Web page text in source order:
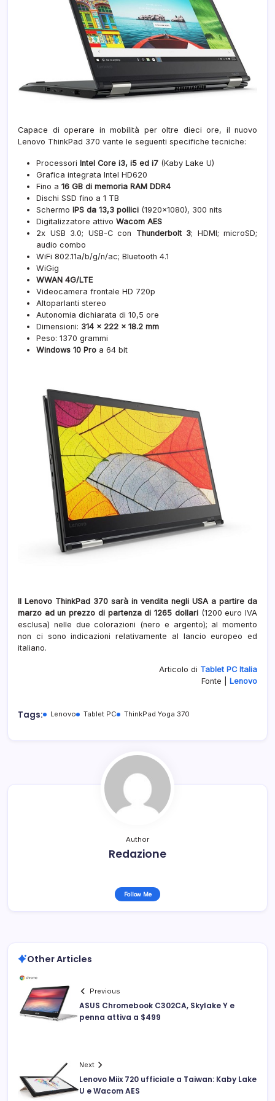
Capace di operare in mobilità per oltre dieci ore, il nuovo
Lenovo ThinkPad 370 vante le seguenti specifiche tecniche:
Processori Intel Core i3, i5 ed i7 (Kaby Lake U)
Grafica integrata Intel HD620
Fino a 16 GB di memoria RAM DDR4
Dischi SSD fino a 1 TB
Schermo IPS da 13,3 pollici (1920×1080), 300 nits
Digitalizzatore attivo Wacom AES
2x USB 3.0; USB-C con Thunderbolt 3; HDMI; microSD;
audio combo
WiFi 802.11a/b/g/n/ac; Bluetooth 4.1
WiGig
WWAN 4G/LTE
Videocamera frontale HD 720p
Altoparlanti stereo
Autonomia dichiarata di 10,5 ore
Dimensioni: 314 x 222 x 18.2 mm
Peso: 1370 grammi
Windows 10 Pro a 64 bit
Il Lenovo ThinkPad 370 sarà in vendita negli USA a partire da
marzo ad un prezzo di partenza di 1265 dollari(1200 euro IVA
esclusa) nelle due colorazioni (nero e argento); al momento
non ci sono indicazioni relativamente al lancio europeo ed
italiano.
Articolo di Tablet PC Italia
Fonte | Lenovo
Tags: Lenovo Tablet PC ThinkPad Yoga 370
Author
Redazione
Follow Me
Other Articles
Previous
ASUS Chromebook C302CA, Skylake Y e
penna attiva a $499
Next
Lenovo Miix 720 ufficiale a Taiwan: Kaby Lake
U e Wacom AES